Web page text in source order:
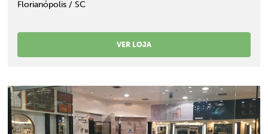
Florianópolis / SC
VER LOJA